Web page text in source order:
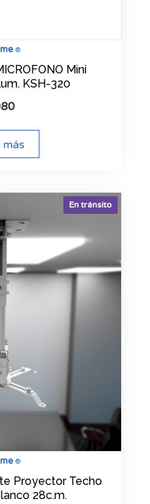
®
Mini
KSH-320
®
En tránsito
Proyector Techo
28c.m.